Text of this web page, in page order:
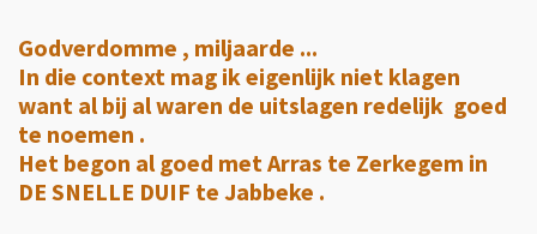
Godverdomme , miljaarde ...
In die context mag ik eigenlijk niet klagen
want al bij al waren de uitslagen redelijk goed
te noemen .
Het begon al goed met Arras te Zerkegem in
DE SNELLE DUIF te Jabbeke .